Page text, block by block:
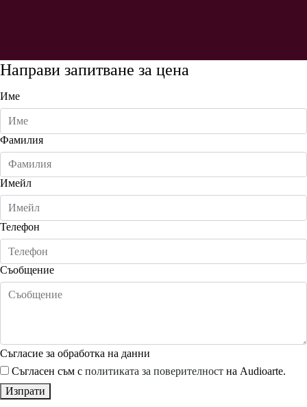
Направи запитване за цена
Име
Фамилия
Имейл
Телефон
Съобщение
Съгласие за обработка на данни
Съгласен съм с политиката за поверителност на Audioarte.
Изпрати